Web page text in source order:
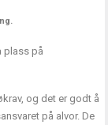
plass på
og det er godt å
på alvor. De